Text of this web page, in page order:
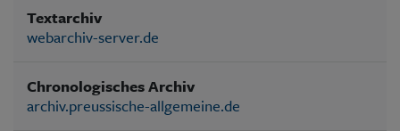
Textarchiv
webarchiv-server.de
Chronologisches Archiv
archiv.preussische-allgemeine.de